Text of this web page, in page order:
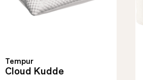
Tempur
Cloud Kudde